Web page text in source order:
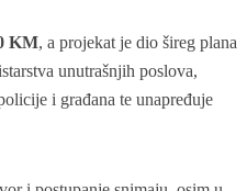
KM, a projekat je dio šireg plana
unutrašnjih poslova,
i građana te unapređuje